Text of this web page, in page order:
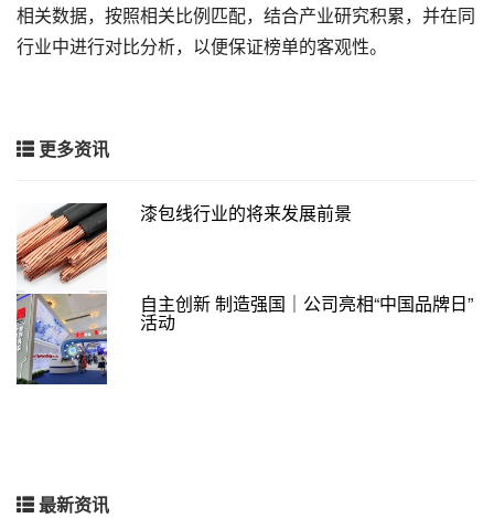
相关数据，按照相关比例匹配，结合产业研究积累，并在同
行业中进行对比分析，以便保证榜单的客观性。
更多资讯
漆包线行业的将来发展前景
自主创新 制造强国｜公司亮相“中国品牌日”
活动
最新资讯